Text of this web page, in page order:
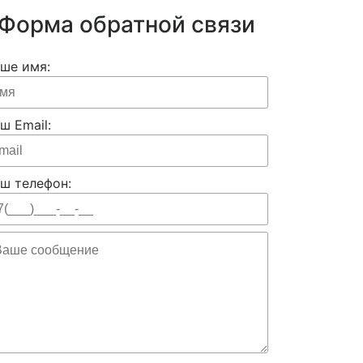
обратной связи
имя:
Email:
телефон: